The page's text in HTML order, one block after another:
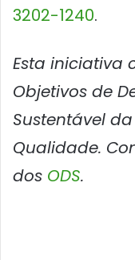
3202-1240.
Esta iniciativa
Objetivos de
Sustentável
Qualidade.
dos ODS.